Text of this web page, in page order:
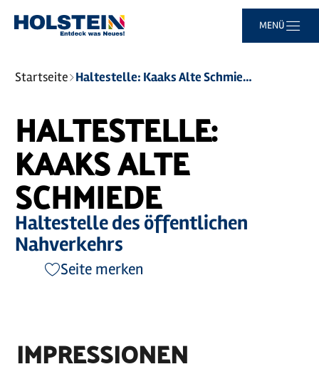
MENÜ
Sie
sind
Startseite Haltestelle: Kaaks Alte Schmiede
HALTESTELLE:
KAAKS ALTE
SCHMIEDE
Haltestelle des öffentlichen
Nahverkehrs
Seite merken
IMPRESSIONEN